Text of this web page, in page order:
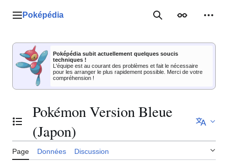
Menu principal
Poképédia RechercherApparence
Poképédia subit actuellement quelques soucis
techniques !
L'équipe est au courant des problèmes et fait le nécessaire
pour les arranger le plus rapidement possible. Merci de votre
compréhension !
Basculer la table des matières
Pokémon Version Bleue
(Japon)
Page Données Discussion